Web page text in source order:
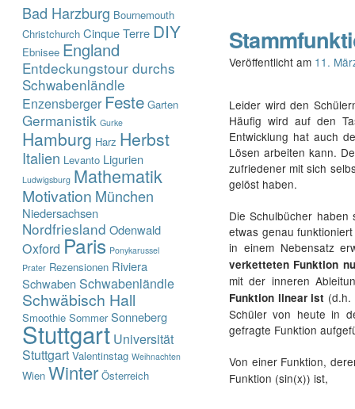
Veröffentlicht am 11.
Leider wird den
Häufig wird auf den
Entwicklung hat auch
Lösen arbeiten kann.
zufriedener mit sich
gelöst haben.
Die Schulbücher
etwas genau
in einem Nebensatz
verketteten Funktion
mit der inneren
Funktion linear ist (d.h.
Schüler von heute in
gefragte Funktion
Von einer Funktion,
Funktion (sin(x)) ist,
Bad Harzburg Bournemouth
Christchurch Cinque Terre DIY
Ebnisee England
Entdeckungstour durchs
Schwabenländle
Enzensberger Feste Garten
Germanistik Gurke
Hamburg Harz Herbst
Italien Levanto Ligurien
Ludwigsburg Mathematik
Motivation München
Niedersachsen
Nordfriesland Odenwald
Oxford Paris Ponykarussel
Prater Rezensionen Riviera
SchwabenSchwabenländle
Schwäbisch Hall
Smoothie Sommer Sonneberg
Stuttgart Universität
Stuttgart Valentinstag Weihnachten
Wien Winter Österreich